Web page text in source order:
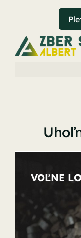
Uhoľný sklad
Pletivá
VOĽNE